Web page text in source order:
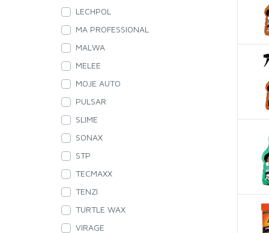
ZESPOLONE
LECHPOL
MA PROFESSIONAL
MALWA
MELEE
MOJE AUTO
PULSAR
SLIME
SONAX
STP
TECMAXX
TENZI
TURTLE WAX
VIRAGE